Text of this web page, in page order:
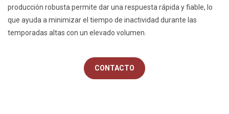
producción robusta permite dar una respuesta rápida y fiable, lo
que ayuda a minimizar el tiempo de inactividad durante las
temporadas altas con un elevado volumen.
CONTACTO